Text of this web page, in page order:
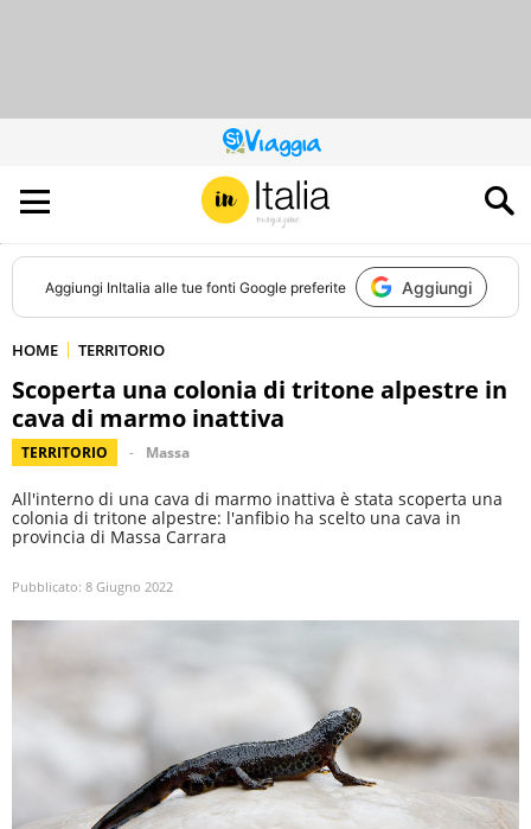
QUESTO
SITO
CONTRIBUISCE
ALL’AUDIENCE
DI
Aggiungi InItalia alle tue fonti Google preferite Aggiungi
HOME TERRITORIO
Scoperta una colonia di tritone alpestre in
cava di marmo inattiva
TERRITORIO Massa
All'interno di una cava di marmo inattiva è stata scoperta una
colonia di tritone alpestre: l'anfibio ha scelto una cava in
provincia di Massa Carrara
Pubblicato: 8 Giugno 2022